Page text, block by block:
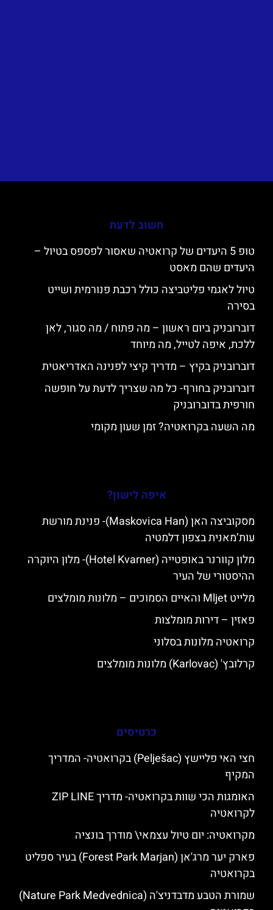
חשוב לדעת
טופ 5 היעדים של קרואטיה שאסור לפספס בטיול –
היעדים שהם מאסט
טיול לאגמי פליטביצה כולל רכבת פנורמית ושייט
בסירה
דוברובניק ביום ראשון – מה פתוח / מה סגור, לאן
ללכת, איפה לטייל, מה מיוחד
דוברובניק בקיץ – מדריך קיצי לפנינה האדריאטית
דוברובניק בחורף- כל מה שצריך לדעת על חופשה
חורפית בדוברובניק
מה השעה בקרואטיה? זמן שעון מקומי
איפה לישון?
מסקוביצה האן (Maskovica Han)- פנינת מורשת
עות’מאנית בצפון דלמטיה
מלון קוורנר באופטייה (Hotel Kvarner)- מלון היוקרה
ההיסטורי של העיר
מלייט Mljet והאיים הסמוכים – מלונות מומלצים
פאזין – דירות מומלצות
קרואטיה מלונות בסלוני
קרלובץ' (Karlovac) מלונות מומלצים
כרטיסים
חצי האי פליישץ (Pelješac) בקרואטיה- המדריך
המקיף
האומגות הכי שוות בקרואטיה- מדריך ZIP LINE
לקרואטיה
מקרואטיה: יום טיול עצמאי\ מודרך בונציה
פארק יער מרג'אן (Forest Park Marjan) בעיר ספליט
בקרואטיה
שמורת הטבע מדבדניצ'ה (Nature Park Medvednica)